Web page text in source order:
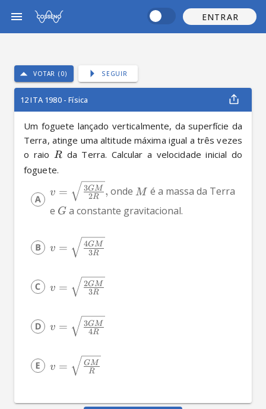
ENTRAR
VOTAR (0) SEGUIR
12 ITA 1980 - Física
Um foguete lançado verticalmente, da superfície da
Terra, atinge uma altitude máxima igual a três vezes
o raio R da Terra. Calcular a velocidade inicial do
foguete.
v = 2R
3GM , onde M é a massa da Terra
e G a constante gravitacional.
v = 3R
4GM
v = 3R
2GM
v = 4R
3GM
v = R
GM